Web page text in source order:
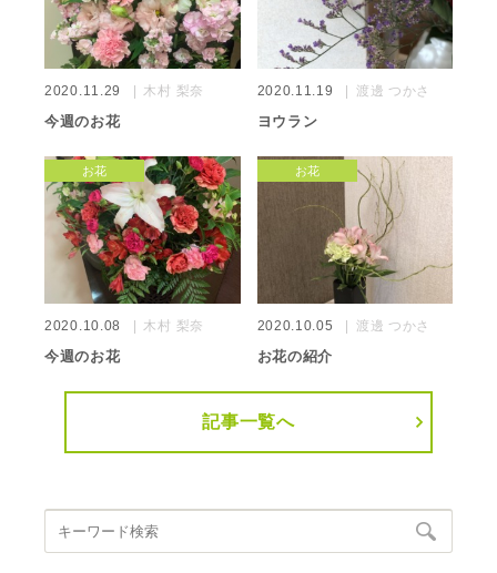
2020.11.29 木村 梨奈
今週のお花
2020.11.19 渡邊 つかさ
ヨウラン
お花
2020.10.08 木村 梨奈
今週のお花
お花
2020.10.05 渡邊 つかさ
お花の紹介
記事一覧へ